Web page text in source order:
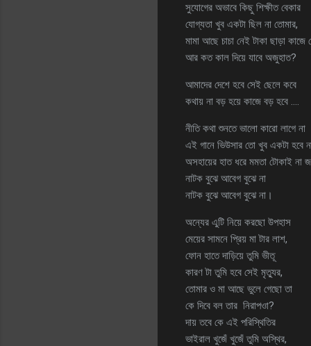
সুযোগের অভাবে কিছু শিক্ষীত বেকার
যোগ্যতা খুব একটা ছিল না তোমার,
মামা আছে চাচা নেই টাকা ছাড়া কাজে
আর কত কাল দিয়ে যাবে অজুহাত?
আমাদের দেশে হবে সেই ছেলে কবে
কথায় না বড় হয়ে কাজে বড় হবে ….
নীতি কথা শুনতে ভালো কারো লাগে না
এই গানে ভিউসার তো খুব একটা হবে
অসহায়ের হাত ধরে মমতা টোকাই না
নাটক বুঝে আবেগ বুঝে না
নাটক বুঝে আবেগ বুঝে না।
অন্যের এুটি নিয়ে করছো উপহাস
মেয়ের সামনে প্রিয় মা টার লাশ,
ফোন হাতে দাড়িয়ে তুমি ভীতূ
কারণ টা তুমি হবে সেই মৃত্যুর,
তোমার ও মা আছে ভুলে গেছো তা
কে দিবে বল তার নিরাপওা?
দায় তবে কে এই পরিস্থিতির
ভাইরাল খুজেঁ খুজেঁ তুমি অস্থির,